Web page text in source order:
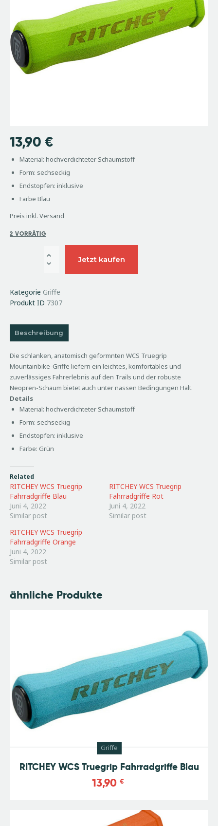
13,90 €
Material: hochverdichteter Schaumstoff
Form: sechseckig
Endstopfen: inklusive
Farbe Blau
Preis inkl. Versand
2 VORRÄTIG
Jetzt kaufen
Kategorie Griffe
Produkt ID 7307
Beschreibung
Die schlanken, anatomisch geformnten WCS Truegrip
Mountainbike-Griffe liefern ein leichtes, komfortables und
zuverlässiges Fahrerlebnis auf den Trails und der robuste
Neopren-Schaum bietet auch unter nassen Bedingungen Halt.
Details
Material: hochverdichteter Schaumstoff
Form: sechseckig
Endstopfen: inklusive
Farbe: Grün
Related
RITCHEY WCS Truegrip
Fahrradgriffe Blau
Juni 4, 2022
Similar post
RITCHEY WCS Truegrip
Fahrradgriffe Rot
Juni 4, 2022
Similar post
RITCHEY WCS Truegrip
Fahrradgriffe Orange
Juni 4, 2022
Similar post
ähnliche Produkte
Griffe
RITCHEY WCS Truegrip Fahrradgriffe Blau
13,90 €